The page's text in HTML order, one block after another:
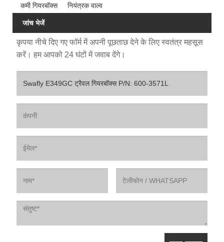
कमी गियरबॉक्स
नियंत्रक वाल्व
जांच भेजें
कृपया नीचे दिए गए फॉर्म में अपनी पूछताछ देने के लिए स्वतंत्र महसूस
करें। हम आपको 24 घंटों में जवाब देंगे।